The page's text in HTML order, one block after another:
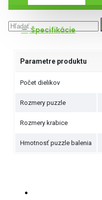
Špecifikácie
Parametre produktu
Počet dielikov
Rozmery puzzle
Rozmery krabice
Hmotnosť puzzle balenia